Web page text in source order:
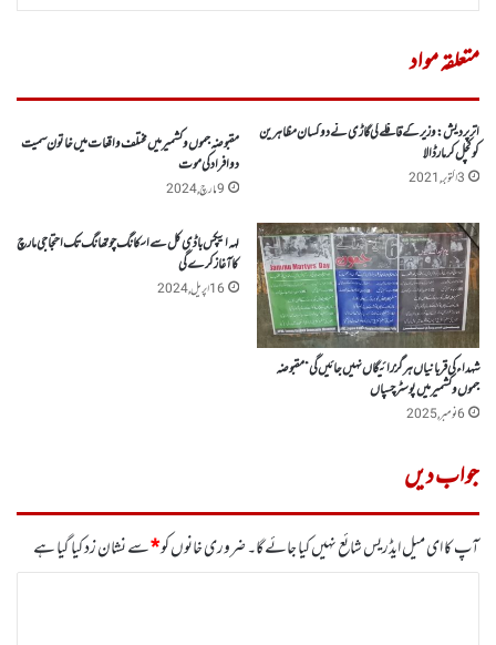
متعلقہ مواد
اتر پردیش: وزیر کے قافلے کی گاڑی نے دو کسان مظاہرین
کو کچل کر مار ڈالا
3 اکتوبر, 2021
مقبوضہ جموں وکشمیر میں مختلف واقعات میں خاتون سمیت
دو افراد کی موت
9 مارچ, 2024
شہداءکی قربانیاں ہرگز رائیگاں نہیں جائیں گی“ مقبوضہ
جموں وکشمیر میں پوسٹر چسپاں
6 نومبر, 2025
لہہ ایپکس باڈی کل سے اسکانگ چو تھانگ تک احتجاجی مارچ
کا آغازکرے گی
16 اپریل, 2024
جواب دیں
آپ کا ای میل ایڈریس شائع نہیں کیا جائے گا۔ضروری خانوں کو*سے نشان زد کیا گیا ہے